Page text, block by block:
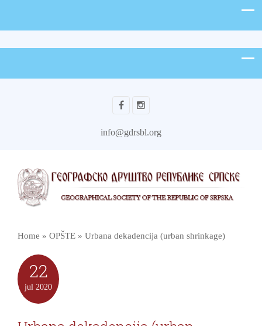
info@gdrsbl.org
Home » OPŠTE » Urbana dekadencija (urban shrinkage)
22
jul 2020